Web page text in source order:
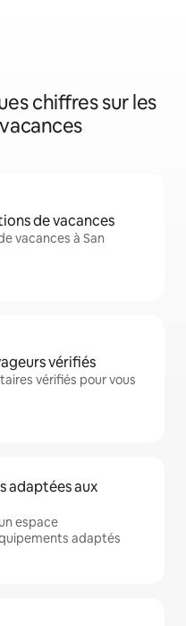
chiffres sur les
de vacances
vacances à San
vérifiés
vérifiés pour vous
adaptées aux
espace
adaptés